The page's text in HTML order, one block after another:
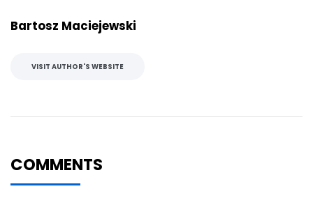
Bartosz Maciejewski
VISIT AUTHOR'S WEBSITE
COMMENTS